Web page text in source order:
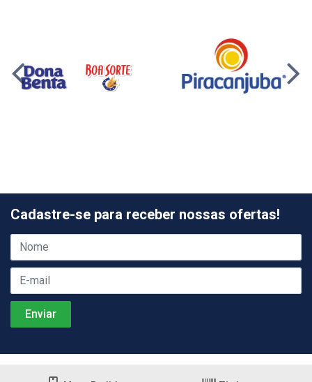
Cadastre-se para receber nossas ofertas!